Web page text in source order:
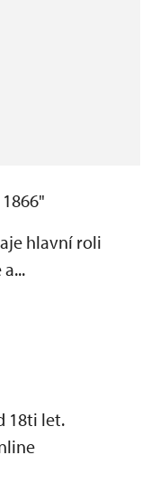
hlavní roli
18ti let.